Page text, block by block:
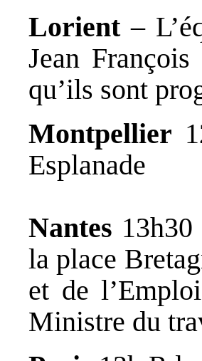
Lorient–
Jean
qu’ils sont
Montpellier
Esplanade
Nantes
la place
et de
Ministre du